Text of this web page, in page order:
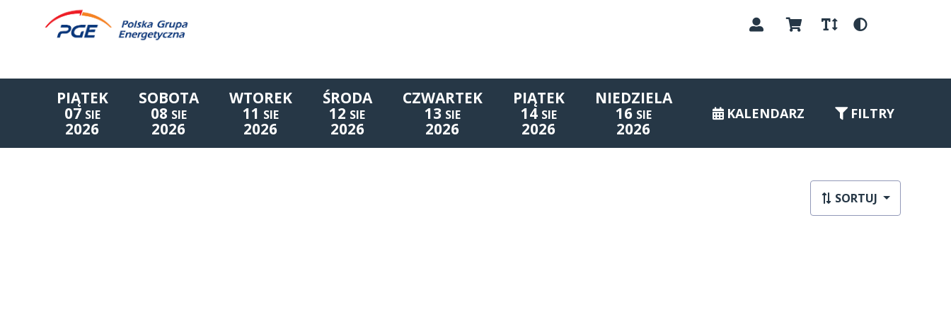
PIĄTEK
07 SIE
2026
SOBOTA
08 SIE
2026
WTOREK
11 SIE
2026
ŚRODA
12 SIE
2026
CZWARTEK
13 SIE
2026
PIĄTEK
14 SIE
2026
NIEDZIELA
16 SIE
2026
KALENDARZ FILTRY
SORTUJ